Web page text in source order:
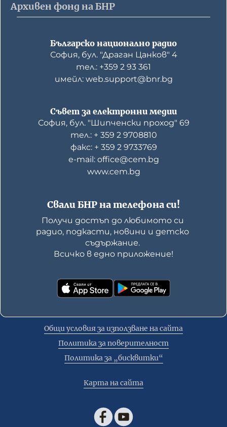
Архивен фонд на БНР
Българско национално радио
София, бул. "Драган Цанков" 4
тел.: +359 2 93 361
имейл: web.support@bnr.bg
Свали БНР на телефона си!
Получи достъп до любимото си
радио, подкасти, новини и детско
съдържание.
Всичко в едно приложение!
Съвет за електронни медии
София, бул. "Шипченски проход" 69
тел.: + 359 2 9708810
факс: + 359 2 9733769
е-mail: office@cem.bg
www.cem.bg
Общи условия за използване на сайта
Политика за поверителност
Политика за „бисквитки“
Карта на сайта